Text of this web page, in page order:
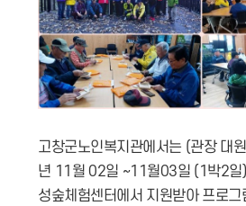
고창군노인복지관에서는 (관장 대
년 11월 02일 ~11월03일 (1박2일
성숲체험센터에서 지원받아 프로